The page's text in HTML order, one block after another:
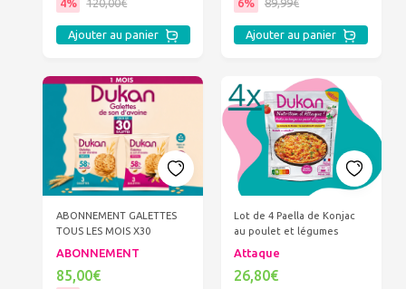
4% 120,00€
Ajouter au panier
6% 89,99€
Ajouter au panier
ABONNEMENT GALETTES
TOUS LES MOIS X30
ABONNEMENT
85,00€
Lot de 4 Paella de Konjac
au poulet et légumes
Attaque
26,80€